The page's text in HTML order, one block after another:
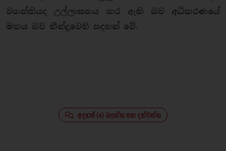
වගන්තියද උල්ලංඝනය කර ඇති බව අධිකරණයේ
මතය බව තීන්දුවෙහි සදහන් වේ.
අදහස් (4) බලන්න සහ දක්වන්න